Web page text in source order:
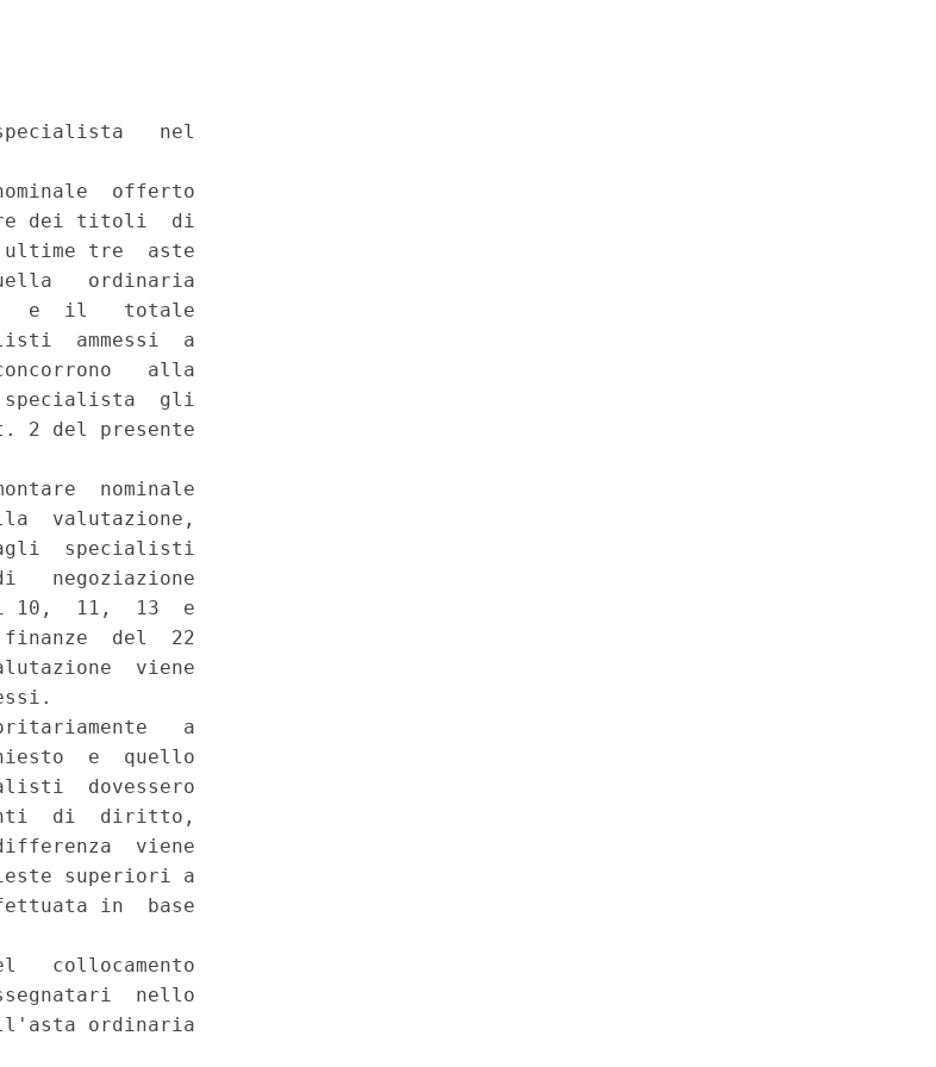
nel
offerto
dei titoli  di
tre  aste
ordinaria
e  il   totale
ammessi  a
alla
specialista  gli
2 del presente
nominale
valutazione,
agli  specialisti
negoziazione
10,  11,  13  e
del  22
viene
a
e  quello
dovessero
di  diritto,
viene
superiori a
in  base
collocamento
nello
ordinaria